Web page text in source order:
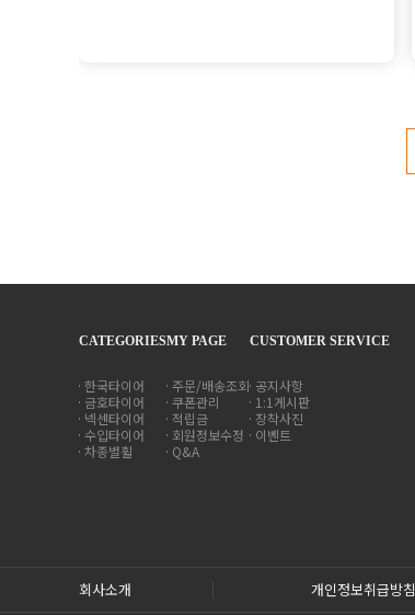
CATEGORIES
한국타이어
금호타이어
넥센타이어
수입타이어
차종별휠
MY PAGE
주문/배송조회
쿠폰관리
적립금
회원정보수정
Q&A
CUSTOMER SERVICE
공지사항
1:1게시판
장착사진
이벤트
회사소개 개인정보취급방침